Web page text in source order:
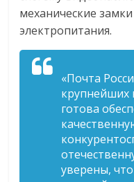
механические
электропитания.
«Почта
крупнейших
готова
уверены,